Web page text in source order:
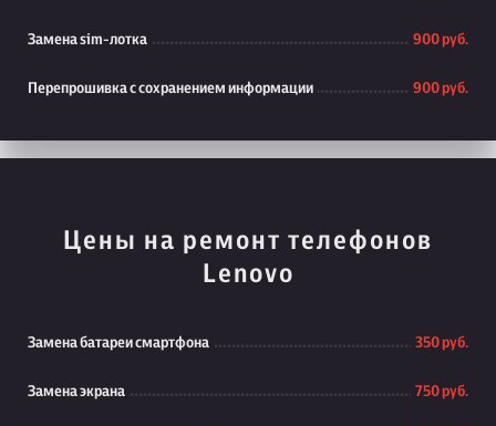
Замена sim-лотка 900 руб.
Перепрошивка с сохранением информации 900 руб.
Цены на ремонт телефонов
Lenovo
Замена батареи смартфона 350 руб.
Замена экрана 750 руб.